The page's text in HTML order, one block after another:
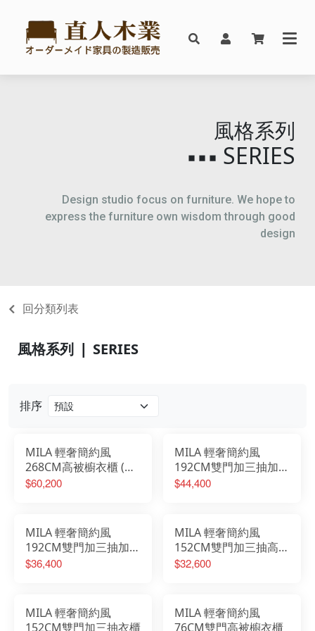
風格系列
▪▪▪ SERIES
Design studio focus on furniture. We hope to
express the furniture own wisdom through good
design
回分類列表
排序
MILA 輕奢簡約風
268CM高被櫥衣櫃 (單
長吊+雙門+三抽+轉角
$60,200
MILA 輕奢簡約風
192CM雙門加三抽加轉
角高被櫥衣櫃
$44,400
MILA 輕奢簡約風
192CM雙門加三抽加轉
角衣櫃
$36,400
MILA 輕奢簡約風
152CM雙門加三抽高被
櫥衣櫃
$32,600
MILA 輕奢簡約風
152CM雙門加三抽衣櫃
MILA 輕奢簡約風
76CM雙門高被櫥衣櫃
風格系列 ❘ SERIES